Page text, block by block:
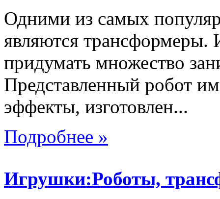
Одними из самых
являются
придумать множество
Представленный робот
эффекты, изготовлен...
Подробнее »
Игрушки:Роботы,